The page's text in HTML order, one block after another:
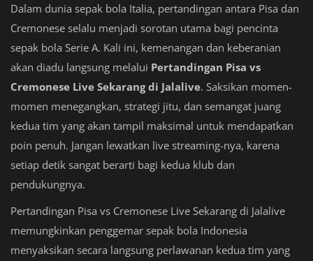
Dalam dunia sepak bola Italia, pertandingan antara Pisa dan
Cremonese selalu menjadi sorotan utama bagi pencinta
sepak bola Serie A. Kali ini, kemenangan dan keberanian
akan diadu langsung melalui Pertandingan Pisa vs
Cremonese Live Sekarang di Jalalive. Saksikan momen-
momen menegangkan, strategi jitu, dan semangat juang
kedua tim yang akan tampil maksimal untuk mendapatkan
poin penuh. Jangan lewatkan live streaming-nya, karena
setiap detik sangat berarti bagi kedua klub dan
pendukungnya.
Pertandingan Pisa vs Cremonese Live Sekarang di Jalalive
memungkinkan penggemar sepak bola Indonesia
menyaksikan secara langsung perlawanan kedua tim yang